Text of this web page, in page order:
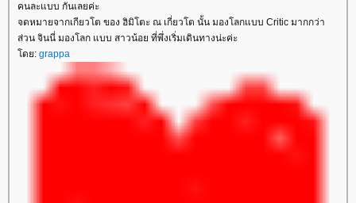
คนละแบบ กันเลยค่ะ
จดหมายจากเกียวโต ของ ฮิมิโตะ ณ เกี่ยวโต นั้น มองโลกแบบ Critic มากกว่า
ส่วน จินนี่ มองโลก แบบ สาวน้อย ที่พึ่งเริ่มเดินทางน่ะค่ะ
ดย: grappa